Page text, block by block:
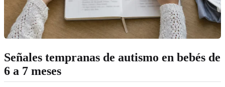
Señales tempranas de autismo en bebés de
6 a 7 meses